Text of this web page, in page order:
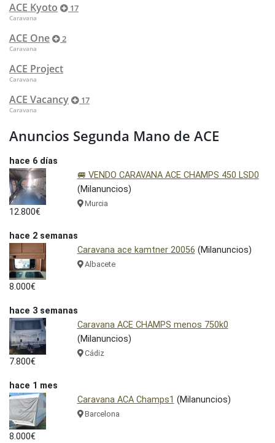
ACE Kyoto 17
Caravana
ACE One 2
Caravana
ACE Project
Caravana
ACE Vacancy 17
Caravana
Anuncios Segunda Mano de ACE
hace 6 días
12.800€
🚐 VENDO CARAVANA ACE CHAMPS 450 LSD0
(Milanuncios)
Murcia
hace 2 semanas
8.000€
Caravana ace kamtner 20056 (Milanuncios)
Albacete
hace 3 semanas
7.800€
Caravana ACE CHAMPS menos 750k0
(Milanuncios)
Cádiz
hace 1 mes
8.000€
Caravana ACA Champs1 (Milanuncios)
Barcelona